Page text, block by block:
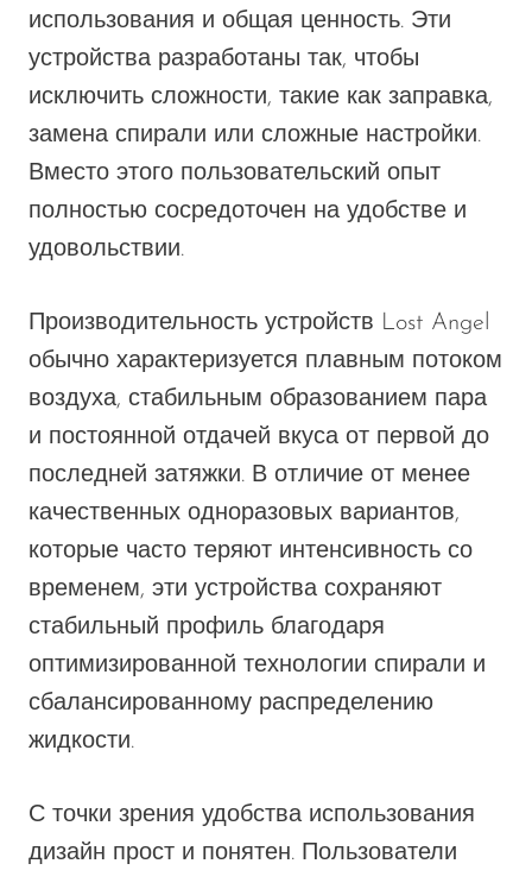
Space Mary
Spree Bar
Suorin
SWFT
TWIST
VIHO
Voom
Vozol
Yo Bar
YOXY
Yovo
Zovoo by Voopoo
использования и общая ценность. Эти
устройства разработаны так, чтобы
исключить сложности, такие как заправка,
замена спирали или сложные настройки.
Вместо этого пользовательский опыт
полностью сосредоточен на удобстве и
удовольствии.
Производительность устройств Lost Angel
обычно характеризуется плавным потоком
воздуха, стабильным образованием пара
и постоянной отдачей вкуса от первой до
последней затяжки. В отличие от менее
качественных одноразовых вариантов,
которые часто теряют интенсивность со
временем, эти устройства сохраняют
стабильный профиль благодаря
оптимизированной технологии спирали и
сбалансированному распределению
жидкости.
С точки зрения удобства использования
дизайн прост и понятен. Пользователи